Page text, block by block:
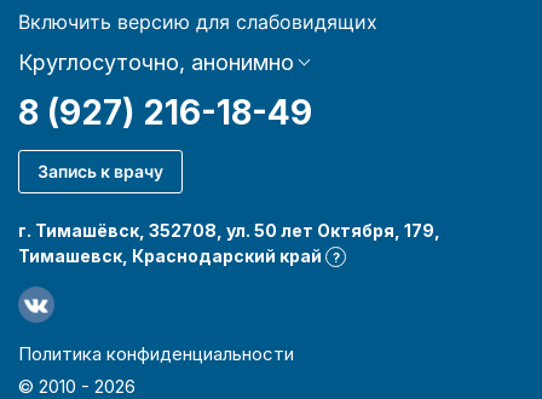
Включить версию для слабовидящих
Круглосуточно, анонимно
8 (927) 216-18-49
Запись к врачу
г. Тимашёвск, 352708, ул. 50 лет Октября, 179,
Тимашевск, Краснодарский край
?
Политика конфиденциальности
© 2010 - 2026